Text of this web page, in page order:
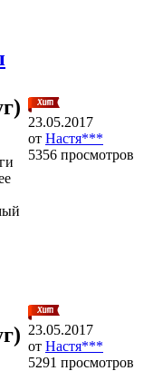
23.05.2017
от Настя***
5356 просмотров
23.05.2017
от Настя***
5291 просмотров